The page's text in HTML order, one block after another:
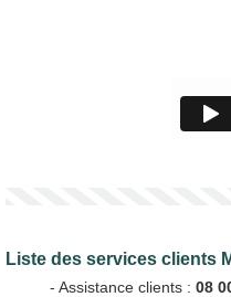
Liste des services clients
- Assistance clients : 08